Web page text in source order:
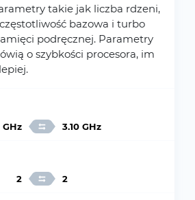
takie jak liczba rdzeni,
bazowa i turbo
podręcznej. Parametry
o szybkości procesora, im
GHz 3.10 GHz
2 2